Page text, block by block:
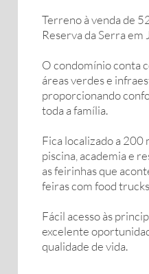
Terreno à venda de
Reserva da Serra em
O condomínio conta
áreas verdes e
proporcionando
toda a família.
Fica localizado a 200
piscina, academia e
as feirinhas que
feiras com food
Fácil acesso às
excelente
qualidade de vida.